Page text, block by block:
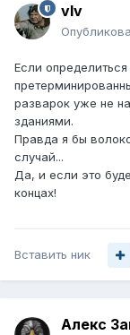
vIv
Если
разварок уже не
зданиями.
Правда я бы
случай...
Да, и если это
концах!
Вставить ник
Алекс